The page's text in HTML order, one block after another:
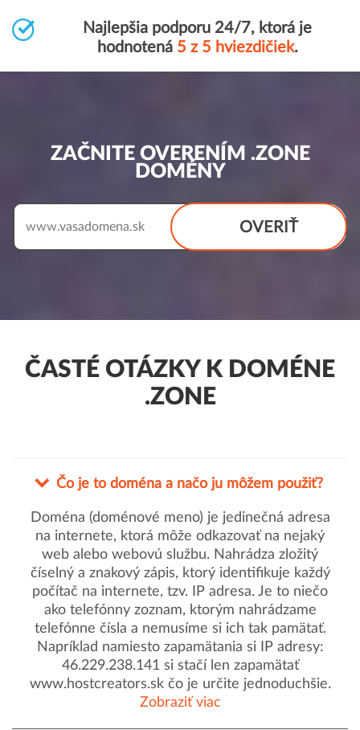
Najlepšia podporu 24/7, ktorá je
hodnotená 5 z 5 hviezdičiek.
ZAČNITE OVERENÍM .ZONE
DOMÉNY
OVERIŤ
www.
ČASTÉ OTÁZKY K DOMÉNE
.ZONE
Čo je to doména a načo ju môžem použiť?
Doména (doménové meno) je jedinečná adresa
na internete, ktorá môže odkazovať na nejaký
web alebo webovú službu. Nahrádza zložitý
číselný a znakový zápis, ktorý identifikuje každý
počítač na internete, tzv. IP adresa. Je to niečo
ako telefónny zoznam, ktorým nahrádzame
telefónne čísla a nemusíme si ich tak pamätať.
Napríklad namiesto zapamätania si IP adresy:
46.229.238.141 si stačí len zapamätať
www.hostcreators.sk čo je určite jednoduchšie.
Zobraziť viac